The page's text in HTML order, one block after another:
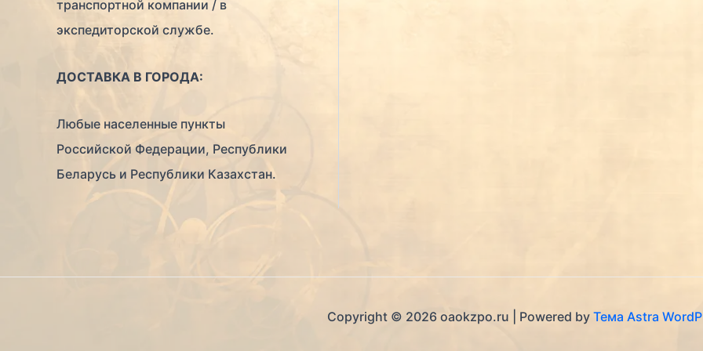
транспортной компании / в
экспедиторской службе.
ДОСТАВКА В ГОРОДА:
Любые населенные пункты
Российской Федерации, Республики
Беларусь и Республики Казахстан.
Copyright © 2026 oaokzpo.ru | Powered by Тема Astra